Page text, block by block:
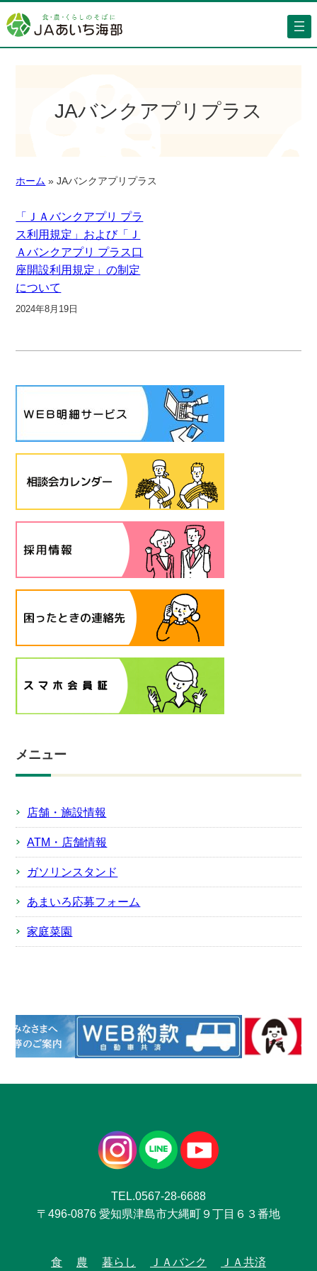
JAバンクアプリプラス
ホーム » JAバンクアプリプラス
「ＪＡバンクアプリ プラ
ス利用規定」および「Ｊ
Ａバンクアプリ プラス口
座開設利用規定」の制定
について
2024年8月19日
メニュー
店舗・施設情報
ATM・店舗情報
ガソリンスタンド
あまいろ応募フォーム
家庭菜園
TEL.0567-28-6688
〒496-0876 愛知県津島市大縄町９丁目６３番地
食 農 暮らし ＪＡバンク ＪＡ共済